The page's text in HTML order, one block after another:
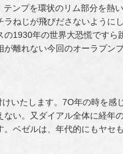
ンプを環状のリム部分を熱
ねじが飛びださないように
1930年の世界大恐慌ですら
離れない今回のオーラプン
いたします。7O年の時を感
い。又ダイアル全体に経年
ベゼルは、年代的にもヤセも